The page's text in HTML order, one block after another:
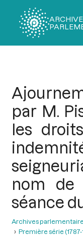
par M.
les
nom de
séance
Archives
Première série (1787-